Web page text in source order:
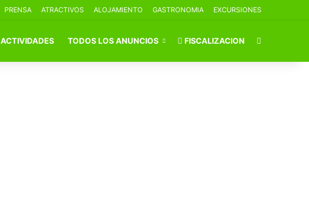
PRENSA ATRACTIVOS ALOJAMIENTO GASTRONOMIA EXCURSIONES
ACTIVIDADES TODOS LOS ANUNCIOS FISCALIZACION